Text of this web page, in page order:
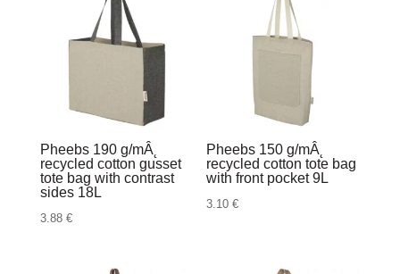
Pheebs 190 g/mÂ˛
recycled cotton gusset
tote bag with contrast
sides 18L
3.88 €
Pheebs 150 g/mÂ˛
recycled cotton tote bag
with front pocket 9L
3.10€